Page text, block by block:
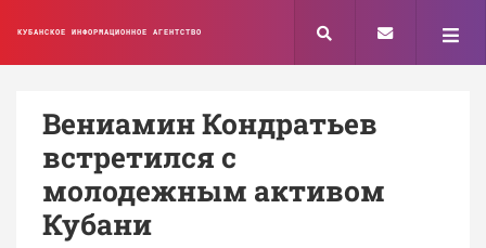
КУБАНСКОЕ ИНФОРМАЦИОННОЕ АГЕНТСТВО
Вениамин Кондратьев
встретился с
молодежным активом
Кубани